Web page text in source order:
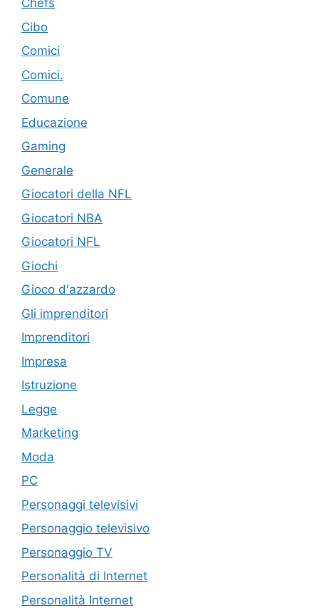
Chefs
Cibo
Comici
Comici.
Comune
Educazione
Gaming
Generale
Giocatori della NFL
Giocatori NBA
Giocatori NFL
Giochi
Gioco d'azzardo
Gli imprenditori
Imprenditori
Impresa
Istruzione
Legge
Marketing
Moda
PC
Personaggi televisivi
Personaggio televisivo
Personaggio TV
Personalità di Internet
Personalità Internet